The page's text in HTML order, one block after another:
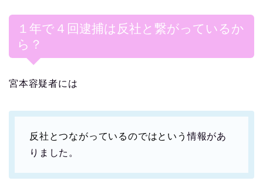
１年で４回逮捕は反社と繋がっているか
ら？
宮本容疑者には
反社とつながっているのではという情報があ
りました。